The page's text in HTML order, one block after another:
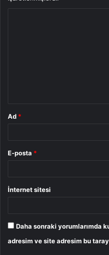
Ad *
E-posta *
İnternet sitesi
Daha sonraki yorumlarımda
adresim ve site adresim bu